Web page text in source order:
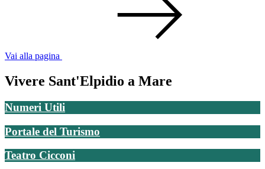
Vai alla pagina
Vivere Sant'Elpidio a Mare
Numeri Utili
Portale del Turismo
Teatro Cicconi